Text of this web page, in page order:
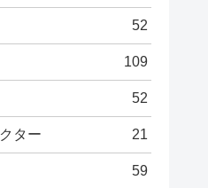
52
109
52
ター 21
59